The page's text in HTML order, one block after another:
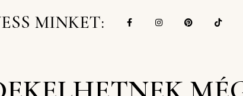
MINKET: